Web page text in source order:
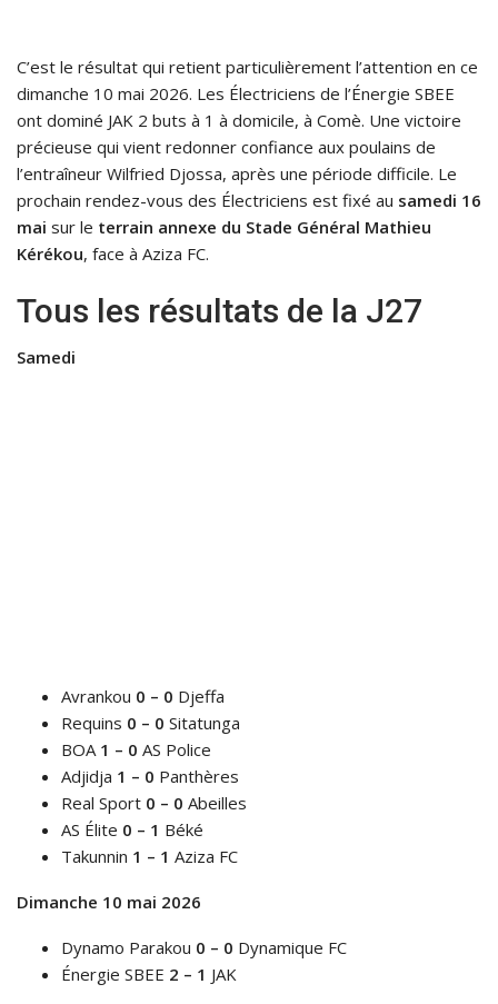
C’est le résultat qui retient particulièrement l’attention en ce
dimanche 10 mai 2026. Les Électriciens de l’Énergie SBEE
ont dominé JAK 2 buts à 1 à domicile, à Comè. Une victoire
précieuse qui vient redonner confiance aux poulains de
l’entraîneur Wilfried Djossa, après une période difficile. Le
prochain rendez-vous des Électriciens est fixé au samedi 16
mai sur le terrain annexe du Stade Général Mathieu
Kérékou, face à Aziza FC.
Tous les résultats de la J27
Samedi
Avrankou 0 – 0 Djeffa
Requins 0 – 0 Sitatunga
BOA 1 – 0 AS Police
Adjidja 1 – 0 Panthères
Real Sport 0 – 0 Abeilles
AS Élite 0 – 1 Béké
Takunnin 1 – 1 Aziza FC
Dimanche 10 mai 2026
Dynamo Parakou 0 – 0 Dynamique FC
Énergie SBEE 2 – 1 JAK